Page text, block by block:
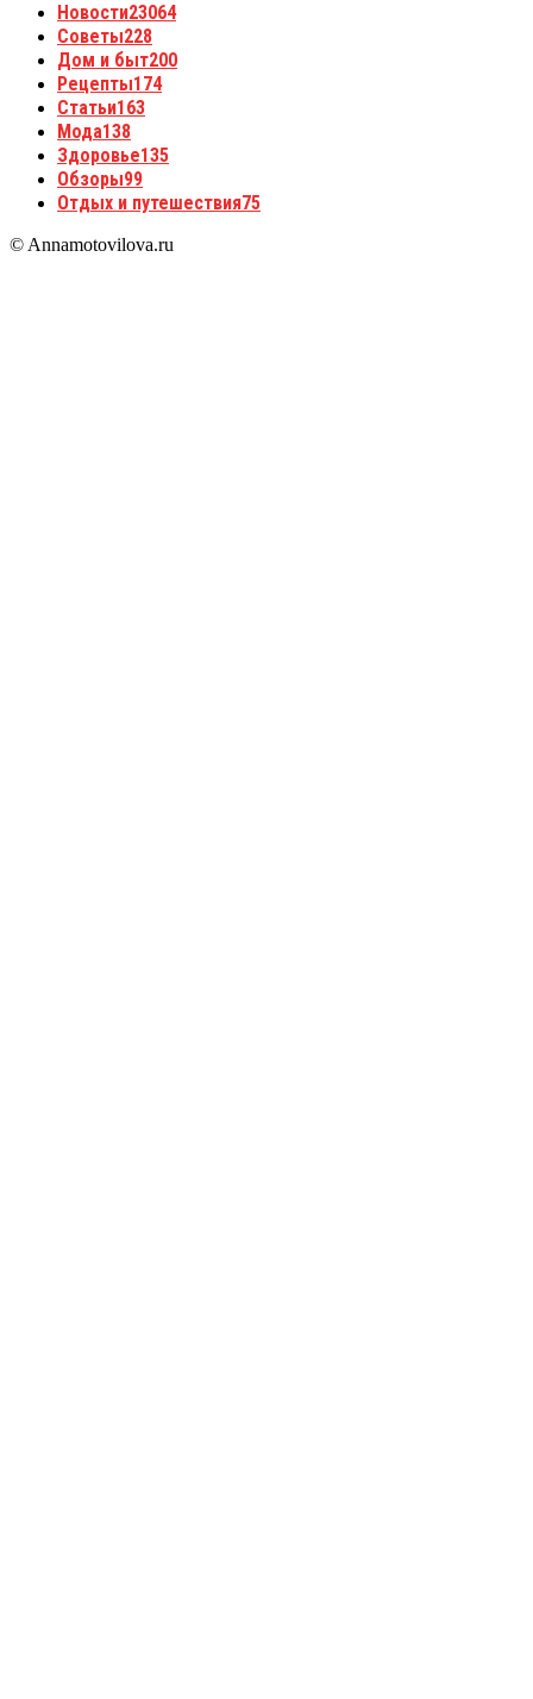
Новости23064
Советы228
Дом и быт200
Рецепты174
Статьи163
Мода138
Здоровье135
Обзоры99
Отдых и путешествия75
© Annamotovilova.ru